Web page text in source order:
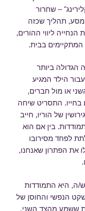
– שחרור
תהליך שכזה
ליווי ההורים,
בבית.
הגדולה ביותר
הילד המגיע
או מול חברים,
בחייו. התסריט שיחה
של הוריו, חייב
בין אם הוא
לפחד מסירובו
את הפתרון שאנחנו,
ה, היא התמודדות
הנפשי והחוסן של
ששמע מהצד השני,